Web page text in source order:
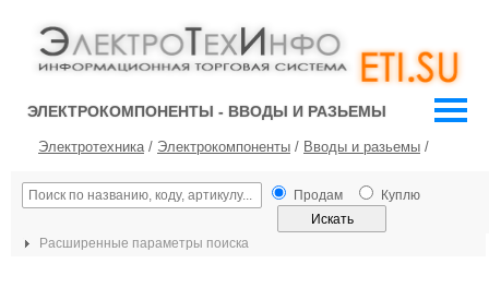
ЭЛЕКТРОКОМПОНЕНТЫ - ВВОДЫ И РАЗЬЕМЫ
Электротехника/ Электрокомпоненты / Вводы и разьемы /
Продам Куплю
Расширенные параметры поиска